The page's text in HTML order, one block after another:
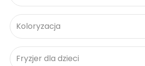
Koloryzacja
Fryzjer dla dzieci